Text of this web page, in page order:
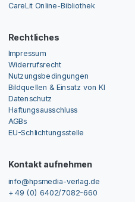
CareLit Online-Bibliothek
Rechtliches
Impressum
Widerrufsrecht
Nutzungsbedingungen
Bildquellen & Einsatz von KI
Datenschutz
Haftungsausschluss
AGBs
EU-Schlichtungsstelle
Kontakt aufnehmen
info@hpsmedia-verlag.de
+ 49 (0) 6402/7082-660